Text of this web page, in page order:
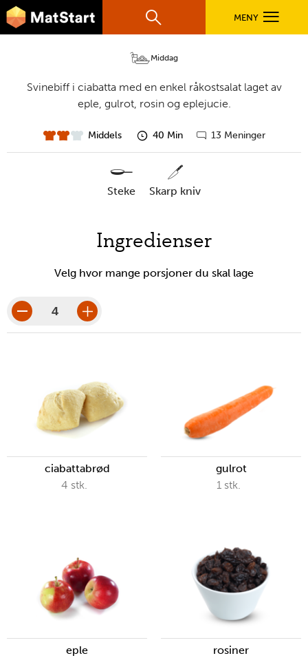
Hopp til hovedinnhold
hovednavigasjonsmobilversjon
Søk MENY
OPPSKRIFTER
FILM
FØR DU STARTER
TIL DE VOKSNE
Svinebiff i ciabatta
Middag
Svinebiff i ciabatta med en enkel råkostsalat laget av
eple, gulrot, rosin og eplejucie.
vanskelighet
Middels
forberedelsestid
40 Min
Gå
13 Meninger
steke skarp kniv
Ingredienser
Velg hvor mange porsjoner du skal lage
porsjoner
ciabattabrød
4 stk.
gulrot
1 stk.
eple
rosiner